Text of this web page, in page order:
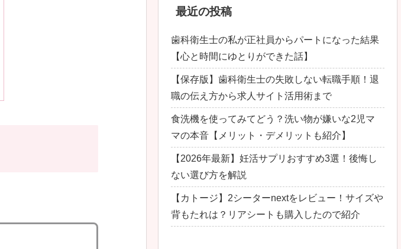
最近の投稿
歯科衛生士の私が正社員からパートになった結果
【心と時間にゆとりができた話】
【保存版】歯科衛生士の失敗しない転職手順！退
職の伝え方から求人サイト活用術まで
食洗機を使ってみてどう？洗い物が嫌いな2児マ
マの本音【メリット・デメリットも紹介】
【2026年最新】妊活サプリおすすめ3選！後悔し
ない選び方を解説
【カトージ】2シーターnextをレビュー！サイズや
背もたれは？リアシートも購入したので紹介